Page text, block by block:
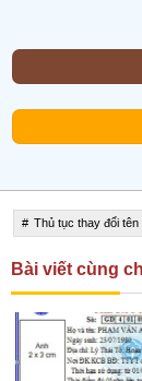
Thủ tục thay đổi tên
Bài viết cùng